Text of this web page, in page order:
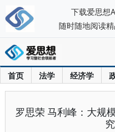
首页 法学 经济学
罗思荣 马利峰：大规
究
下载爱思想
随时随地阅读